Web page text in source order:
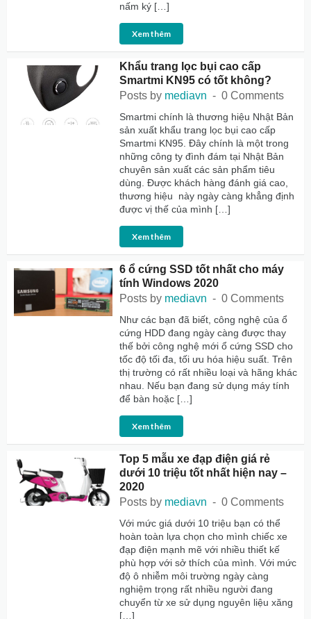
nấm ký […]
Xem thêm
Khẩu trang lọc bụi cao cấp
Smartmi KN95 có tốt không?
Posts by mediavn 0 Comments
Smartmi chính là thương hiệu Nhật Bản
sản xuất khẩu trang lọc bụi cao cấp
Smartmi KN95. Đây chính là một trong
những công ty đình đám tại Nhật Bản
chuyên sản xuất các sản phẩm tiêu
dùng. Được khách hàng đánh giá cao,
thương hiệu này ngày càng khẳng định
được vị thế của mình […]
Xem thêm
6 ổ cứng SSD tốt nhất cho máy
tính Windows 2020
Posts by mediavn 0 Comments
Như các bạn đã biết, công nghệ của ổ
cứng HDD đang ngày càng được thay
thế bởi công nghệ mới ổ cứng SSD cho
tốc độ tối đa, tối ưu hóa hiệu suất. Trên
thị trường có rất nhiều loại và hãng khác
nhau. Nếu bạn đang sử dụng máy tính
để bàn hoặc […]
Xem thêm
Top 5 mẫu xe đạp điện giá rẻ
dưới 10 triệu tốt nhất hiện nay –
2020
Posts by mediavn 0 Comments
Với mức giá dưới 10 triệu bạn có thể
hoàn toàn lựa chọn cho mình chiếc xe
đạp điện mạnh mẽ với nhiều thiết kế
phù hợp với sở thích của mình. Với mức
độ ô nhiễm môi trường ngày càng
nghiệm trọng rất nhiều người đang
chuyển từ xe sử dụng nguyên liệu xăng
[…]